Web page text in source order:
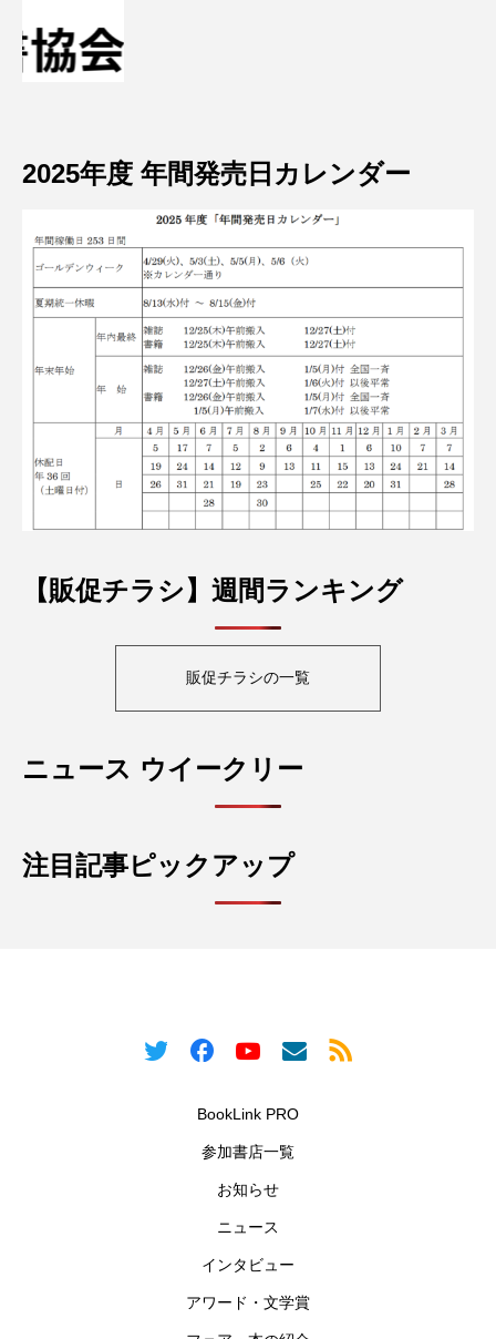
2025年度 年間発売日カレンダー
【販促チラシ】週間ランキング
販促チラシの一覧
ニュース ウイークリー
注目記事ピックアップ
BookLink PRO
参加書店一覧
お知らせ
ニュース
インタビュー
アワード・文学賞